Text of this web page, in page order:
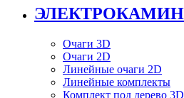
Очаги 3D
Очаги 2D
Линейные очаги 2D
Линейные комплекты
Комплект под дерево 3D